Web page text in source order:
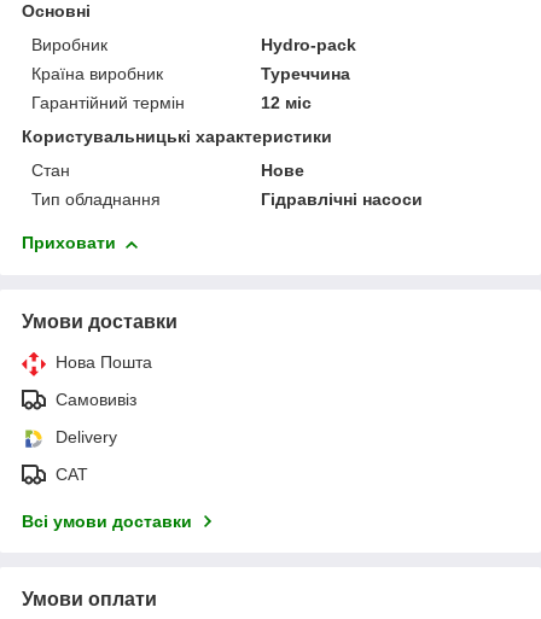
Основні
Виробник
Hydro-pack
Країна виробник
Туреччина
Гарантійний термін
12 міс
Користувальницькі характеристики
Стан
Нове
Тип обладнання
Гідравлічні насоси
Приховати
Умови доставки
Нова Пошта
Самовивіз
Delivery
САТ
Всі умови доставки
Умови оплати